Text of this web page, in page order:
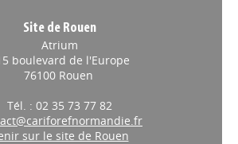
Site de Rouen
Atrium
boulevard de l'Europe
76100 Rouen
Tél. : 02 35 73 77 82
sur le site de Rouen